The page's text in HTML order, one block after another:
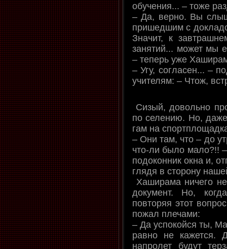
обучения... – тоже
– Да, верно. Вы
пришедшим с
Значит, к
занятий... может мы
– теперь уже
– Угу, согласен... –
учителям: – Чтож,
Сизый, довольно
по селению. Но,
гам на
– Они там, что – до
что-ли было мало?!!
подоконник окна и,
глядя в сторону
Хаширама ничего
документ. Но,
повторяя этот
пожал плечами:
– Да успокойся ты,
равно не кажется.
напролет будут